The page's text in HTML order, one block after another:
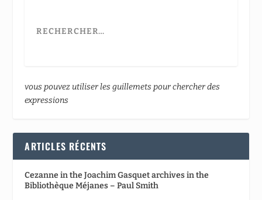
vous pouvez utiliser les guillemets pour chercher des
expressions
ARTICLES RÉCENTS
Cezanne in the Joachim Gasquet archives in the
Bibliothèque Méjanes – Paul Smith